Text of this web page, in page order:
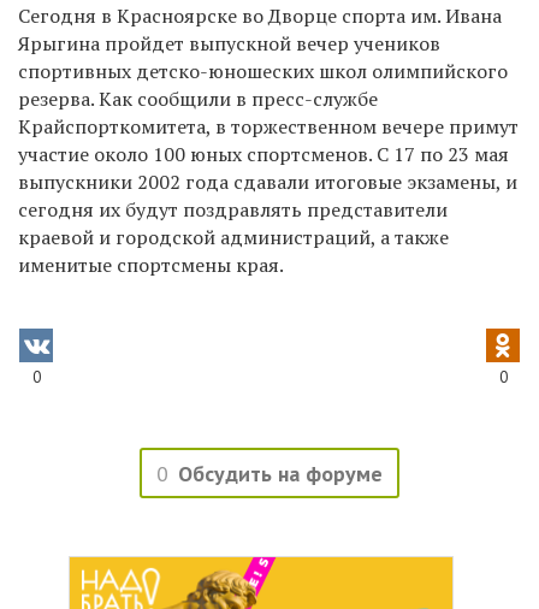
Сегодня в Красноярске во Дворце спорта им. Ивана
Ярыгина пройдет выпускной вечер учеников
спортивных детско-юношеских школ олимпийского
резерва. Как сообщили в пресс-службе
Крайспорткомитета, в торжественном вечере примут
участие около 100 юных спортсменов. С 17 по 23 мая
выпускники 2002 года сдавали итоговые экзамены, и
сегодня их будут поздравлять представители
краевой и городской администраций, а также
именитые спортсмены края.
0 0
0 Обсудить на форуме